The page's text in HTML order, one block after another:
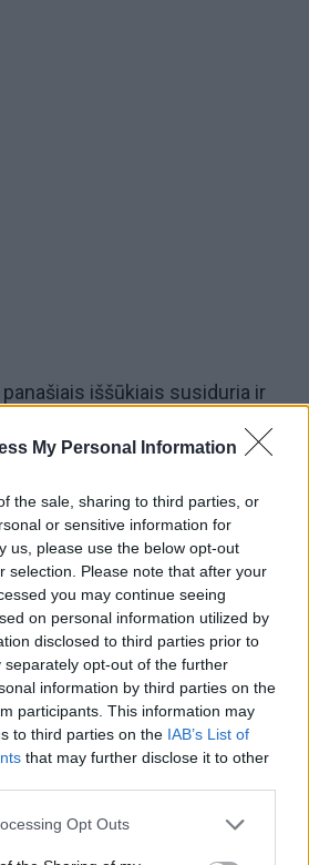
My Personal Information
the sale, sharing to third parties, or
or sensitive information for
us, please use the below opt-out
selection. Please note that after your
you may continue seeing
on personal information utilized by
disclosed to third parties prior to
separately opt-out of the further
information by third parties on the
participants. This information may
to third parties on the IAB’s List of
that may further disclose it to other
Opt Outs
iššūkiais susiduria ir
komandos jau kuris laikas yra
ir Bulgarijos sostinėse
tribūnų Lietuvos futbolo
metus.
E.Jankausko auklėtiniai
(0:1) ir tuomet žaisti už
Irano rinktinė, besirengusi po
pasaulio čempionatui.